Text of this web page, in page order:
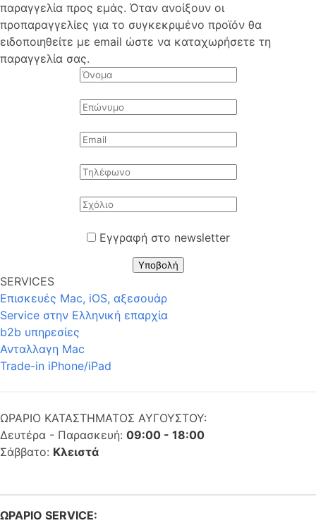
παραγγελία προς εμάς. Όταν ανοίξουν οι
προπαραγγελίες για το συγκεκριμένο προϊόν θα
ειδοποιηθείτε με email ώστε να καταχωρήσετε τη
παραγγελία σας.
Εγγραφή στο newsletter
Υποβολή
SERVICES
Επισκευές Mac, iOS, αξεσουάρ
Service στην Eλληνική επαρχία
b2b υπηρεσίες
Ανταλλαγη Mac
Trade-in iPhone/iPad
ΩΡΑΡΙΟ ΚΑΤΑΣΤΗΜΑΤΟΣ ΑΥΓΟΥΣΤΟΥ:
Δευτέρα - Παρασκευή: 09:00 - 18:00
Σάββατο: Κλειστά
ΩΡΑΡΙΟ SERVICE: